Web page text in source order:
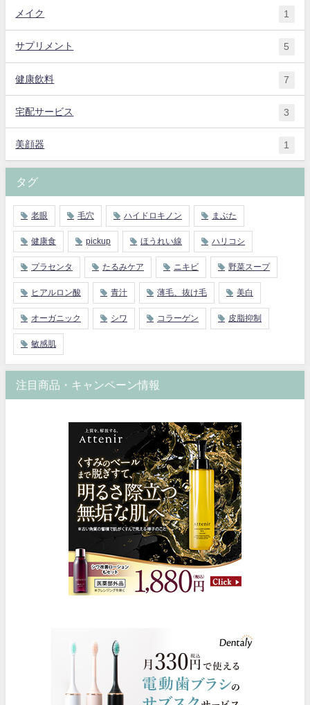
メイク 1
サプリメント 5
健康飲料 7
宅配サービス 3
美顔器 1
タグ
老眼 毛穴 ハイドロキノン まぶた
健康食 pickup ほうれい線 ハリコシ
プラセンタ たるみケア ニキビ 野菜スープ
ヒアルロン酸 青汁 薄毛、抜け毛 美白
オーガニック シワ コラーゲン 皮脂抑制
敏感肌
注目商品・キャンペーン情報